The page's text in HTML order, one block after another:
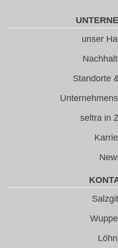
unser
Standorte
seltra in